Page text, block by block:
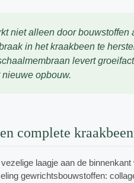
niet alleen door bouwstoffen
in het kraakbeen te
levert
nieuwe opbouw.
complete
laagje aan de
gewrichtsbouwstoffen: